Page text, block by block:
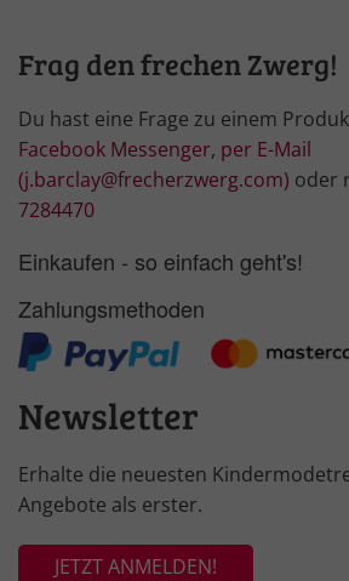
Frag den frechen Zwerg!
Du hast eine Frage zu einem
Facebook Messenger, per E-Mail
(j.barclay@frecherzwerg.com) oder
7284470
Einkaufen - so einfach geht's!
Zahlungsmethoden
Newsletter
Erhalte die neuesten
Angebote als erster.
JETZT ANMELDEN!